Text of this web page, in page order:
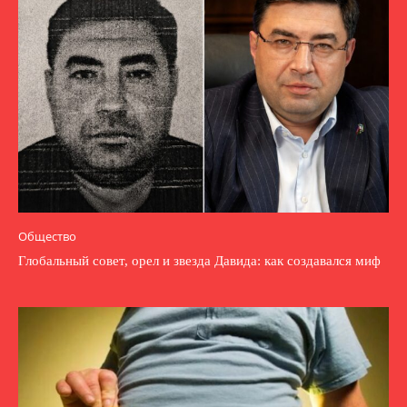
Общество
Глобальный совет, орел и звезда Давида: как создавался миф